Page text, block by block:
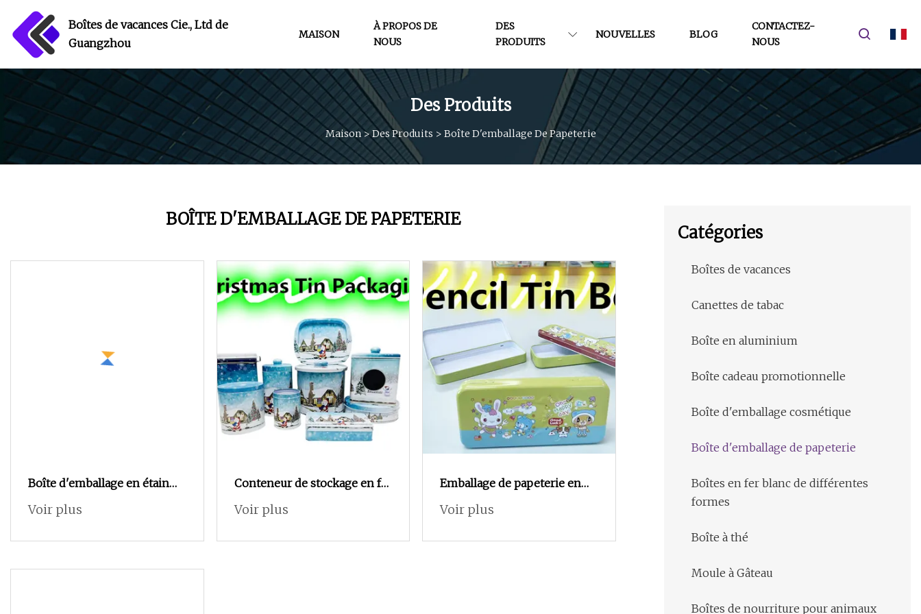
Boîtes de vacances Cie., Ltd de
Guangzhou
MAISON
À PROPOS DE
NOUS
DES
PRODUITS
NOUVELLES BLOG
CONTACTEZ-
NOUS
Des Produits
Maison>Des Produits > Boîte D'emballage De Papeterie
BOÎTE D'EMBALLAGE DE PAPETERIE
Boîte d'emballage en étain
pour crayons en métal de
haute qualité, étui de
papeterie, boîte en étain pour
Voir plus
Conteneur de stockage en fer
blanc de conception
personnalisée en usine,
ensemble de noël, boîte en
Voir plus
Emballage de papeterie en
fer blanc personnalisé,
couvercle à charnière, boîte
rectangulaire en fer blanc,
Voir plus
Catégories
Boîtes de vacances
Canettes de tabac
Boîte en aluminium
Boîte cadeau promotionnelle
Boîte d'emballage cosmétique
Boîte d'emballage de papeterie
Boîtes en fer blanc de différentes
formes
Boîte à thé
Moule à Gâteau
Boîtes de nourriture pour animaux